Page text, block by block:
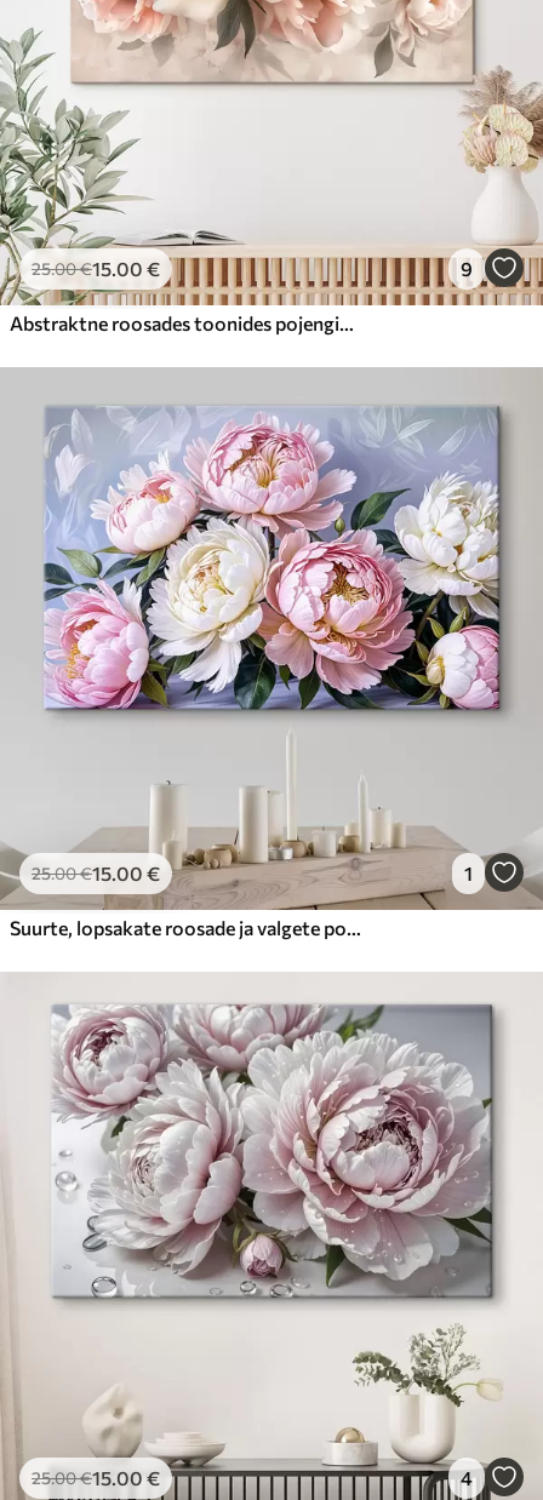
25.00€15.00 € 9
Abstraktne roosades toonides pojengide kimp
25.00€15.00 € 1
Suurte, lopsakate roosade ja valgete pojengiõite kimp roheliste lehtedega pehmel udusel taustal
25.00€15.00 € 4